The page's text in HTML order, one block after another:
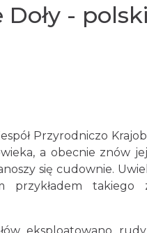
Doły -
Przyrodniczo
a obecnie znów
się cudownie.
przykładem takiego